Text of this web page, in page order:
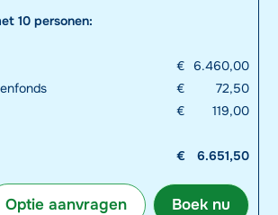
10 personen:
€ 6.460,00
€
72,50
€ 119,00
€ 6.651,50
Boek nu
Optie aanvragen